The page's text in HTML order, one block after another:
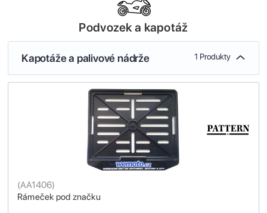
Podvozek a kapotáž
Kapotáže a palivové nádrže 1 Produkty
Rámeček pod značku
(AA1406)